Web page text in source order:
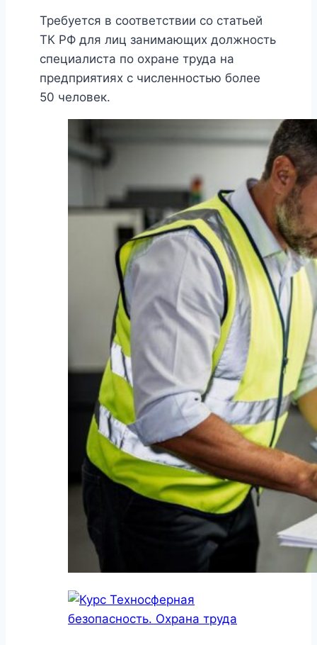
Требуется в соответствии со статьей
ТК РФ для лиц занимающих должность
специалиста по охране труда на
предприятиях с численностью более
50 человек.